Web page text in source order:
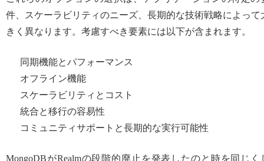
件、スケーラビリティのニーズ、長期的な技術戦略によって
きく異なります。考慮すべき要素には以下が含まれます。
同期機能とパフォーマンス
オフライン機能
スケーラビリティとコスト
統合と移行の容易性
コミュニティサポートと長期的な実行可能性
MongoDBがRealmの段階的廃止を発表したのと時を同じく